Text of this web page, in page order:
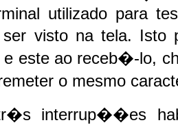
utilizado para
visto na tela. Isto
e este ao receb�-lo,
o mesmo
interrup��es